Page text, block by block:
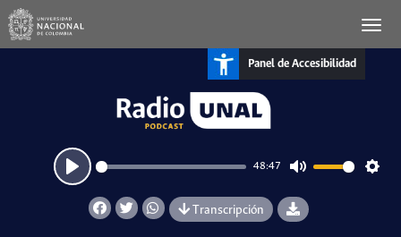
Panel de Accesibilidad
Play
48:47
Transcripción